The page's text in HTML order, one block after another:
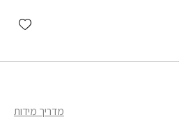
מדריך מידות